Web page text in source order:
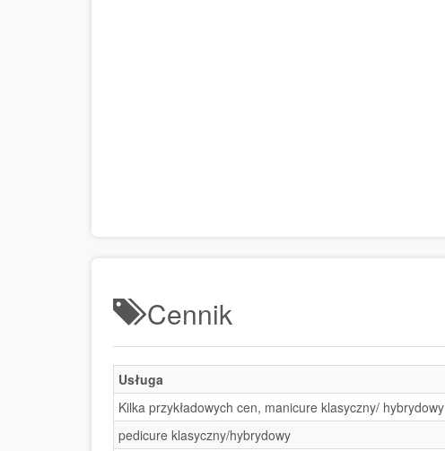
Cennik
Usługa
Kilka przykładowych cen, manicure klasyczny/ hybrydowy
pedicure klasyczny/hybrydowy